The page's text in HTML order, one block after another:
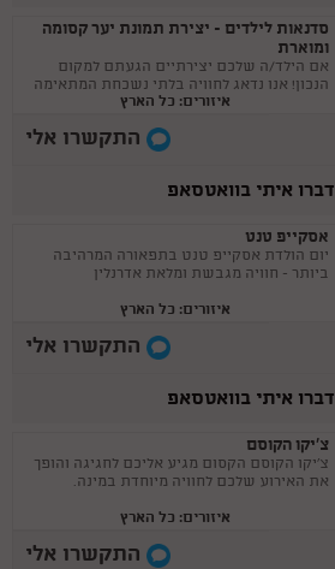
סדנאות לילדים - יצירת תמונת יער קסומה
ומוארת
אם הילד/ה שלכם יצירתיים הגעתם למקום
הנכון! אנו נדאג לחוויה בלתי נשכחת המתאימה
איזורים: כל הארץ
התקשרו אלי
דברו איתי בוואטסאפ
אסקייפ טנט
יום הולדת אסקייפ טנט בתפאורה המרהיבה
ביותר - חוויה מגבשת ומלאת אדרנלין
איזורים: כל הארץ
התקשרו אלי
דברו איתי בוואטסאפ
צ'יקו הקוסם
צ'יקו הקוסם הקסום מגיע אליכם לחגיגה והופך
את האירוע שלכם לחוויה מיוחדת במינה.
איזורים: כל הארץ
התקשרו אלי